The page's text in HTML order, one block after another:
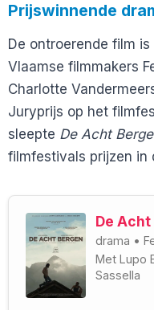
Prijswinnende
De ontroerende film
Vlaamse filmmakers
Charlotte
Juryprijs op het
sleepte De Acht
filmfestivals prijzen in
De
drama •
Met Lupo
Sassella